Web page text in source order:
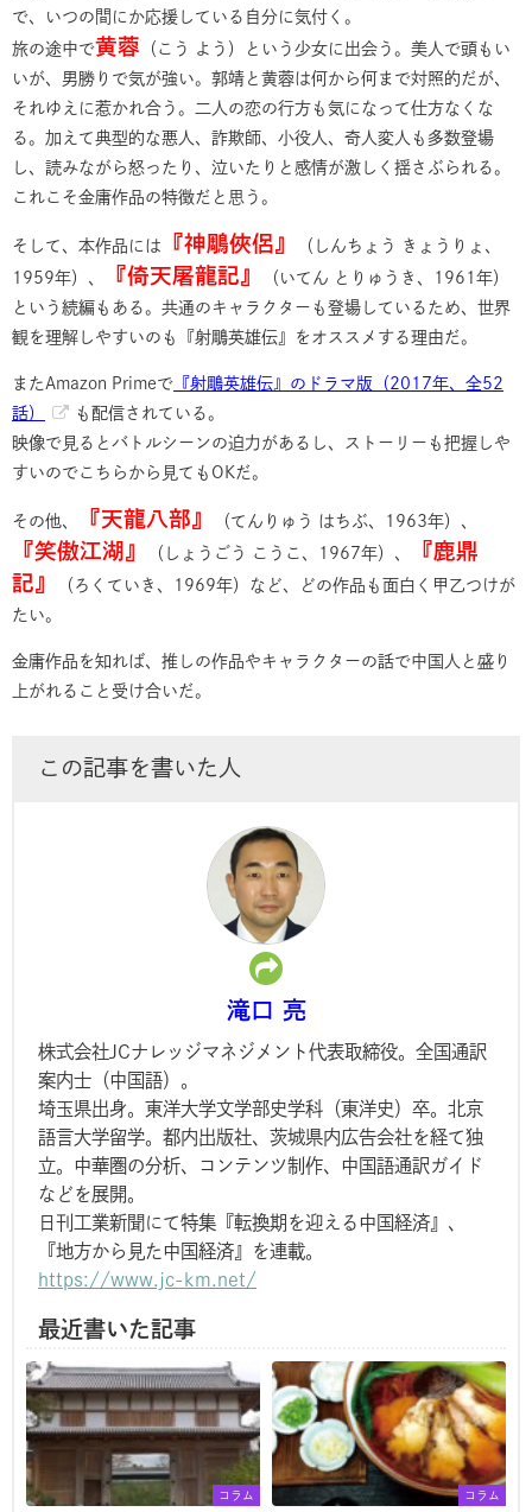
で、いつの間にか応援している自分に気付く。
旅の途中で黄蓉 （こう よう）という少女に出会う。美人で頭もい
いが、男勝りで気が強い。郭靖と黄蓉は何から何まで対照的だが、
それゆえに惹かれ合う。二人の恋の行方も気になって仕方なくな
る。加えて典型的な悪人、詐欺師、小役人、奇人変人も多数登場
し、読みながら怒ったり、泣いたりと感情が激しく揺さぶられる。
これこそ金庸作品の特徴だと思う。
そして、本作品には 『神鵰俠侶』
（しんちょう きょうりょ、
1959年）、
『倚天屠龍記』
（いてん とりゅうき、1961年）
という続編もある。共通のキャラクターも登場しているため、世界
観を理解しやすいのも『射鵰英雄伝』をオススメする理由だ。
またAmazon Primeで 『射鵰英雄伝』のドラマ版（2017年、全52
話）
も配信されている。
映像で見るとバトルシーンの迫力があるし、ストーリーも把握しや
すいのでこちらから見てもOKだ。
その他、 『天龍八部』 （てんりゅう はちぶ、1963年）、
『笑傲江湖』 （しょうごう こうこ、1967年）、
『鹿鼎
記』
（ろくていき、1969年）など、どの作品も面白く甲乙つけが
たい。
金庸作品を知れば、推しの作品やキャラクターの話で中国人と盛り
上がれること受け合いだ。
この記事を書いた人
滝口 亮
株式会社JCナレッジマネジメント代表取締役。全国通訳
案内士（中国語）。
埼玉県出身。東洋大学文学部史学科（東洋史）卒。北京
語言大学留学。都内出版社、茨城県内広告会社を経て独
立。中華圏の分析、コンテンツ制作、中国語通訳ガイド
などを展開。
日刊工業新聞にて特集『転換期を迎える中国経済』、
『地方から見た中国経済』を連載。
https://www.jc-km.net/
最近書いた記事
コラム コラム